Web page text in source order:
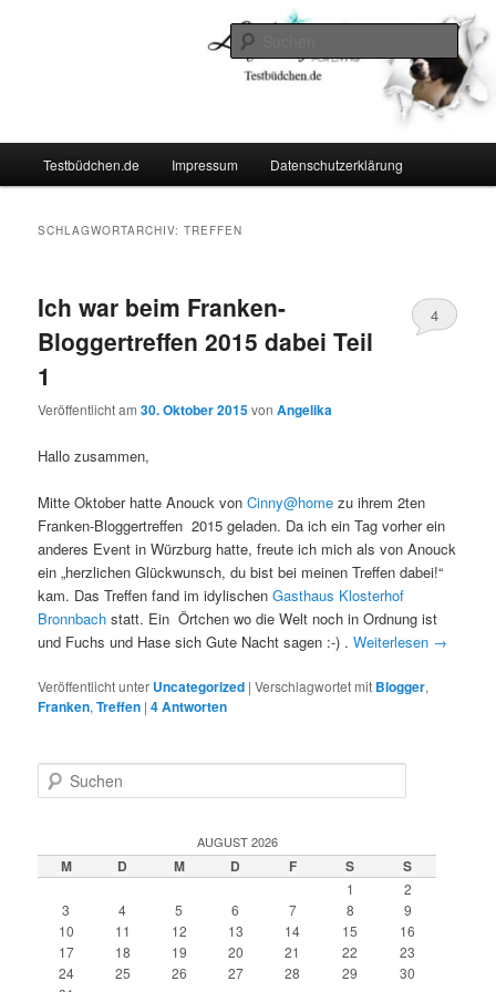
Testbüdchen.de Impressum Datenschutzerklärung
SCHLAGWORTARCHIV:TREFFEN
Ich war beim Franken-
Bloggertreffen 2015 dabei Teil
1
Veröffentlicht am30. Oktober 2015vonAngelika
4
Hallo zusammen,
Mitte Oktober hatte Anouck vonCinny@home zu ihrem 2ten
Franken-Bloggertreffen 2015 geladen. Da ich ein Tag vorher ein
anderes Event in Würzburg hatte, freute ich mich als von Anouck
ein „herzlichen Glückwunsch, du bist bei meinen Treffen dabei!“
kam. Das Treffen fand im idylischenGasthaus Klosterhof
Bronnbach statt. Ein Örtchen wo die Welt noch in Ordnung ist
und Fuchs und Hase sich Gute Nacht sagen :-) .Weiterlesen →
Veröffentlicht unter Uncategorized |Verschlagwortet mit Blogger,
Franken,Treffen |4Antworten
u
e
n
AUGUST 2026
M D M D F S S
1
2
3
4 5 6 7 8
9
10
11 12 13 14 15
16
17
18 19 20 21 22
23
24
25 26 27 28 29
30